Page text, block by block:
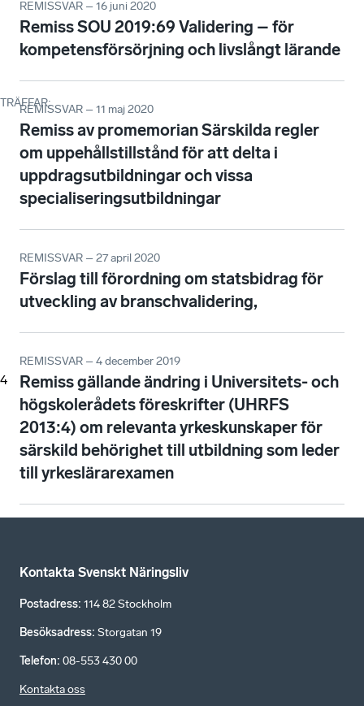
TRÄFFAR:
4
REMISSVAR – 16 juni 2020
Remiss SOU 2019:69 Validering – för
kompetensförsörjning och livslångt lärande
REMISSVAR – 11 maj 2020
Remiss av promemorian Särskilda regler
om uppehållstillstånd för att delta i
uppdragsutbildningar och vissa
specialiseringsutbildningar
REMISSVAR – 27 april 2020
Förslag till förordning om statsbidrag för
utveckling av branschvalidering,
REMISSVAR – 4 december 2019
Remiss gällande ändring i Universitets- och
högskolerådets föreskrifter (UHRFS
2013:4) om relevanta yrkeskunskaper för
särskild behörighet till utbildning som leder
till yrkeslärarexamen
Kontakta Svenskt Näringsliv
Postadress: 114 82 Stockholm
Besöksadress: Storgatan 19
Telefon: 08-553 430 00
Kontakta oss